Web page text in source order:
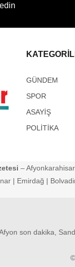
GÜNDEM
SPOR
ASAYİŞ
POLİTİKA
–
| Emirdağ |
son dakika,